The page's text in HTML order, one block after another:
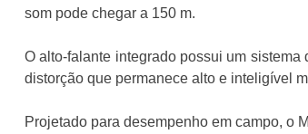
som pode chegar a 150 m.
O alto-falante integrado possui um
distorção que permanece alto e inteligível
Projetado para desempenho em campo, o